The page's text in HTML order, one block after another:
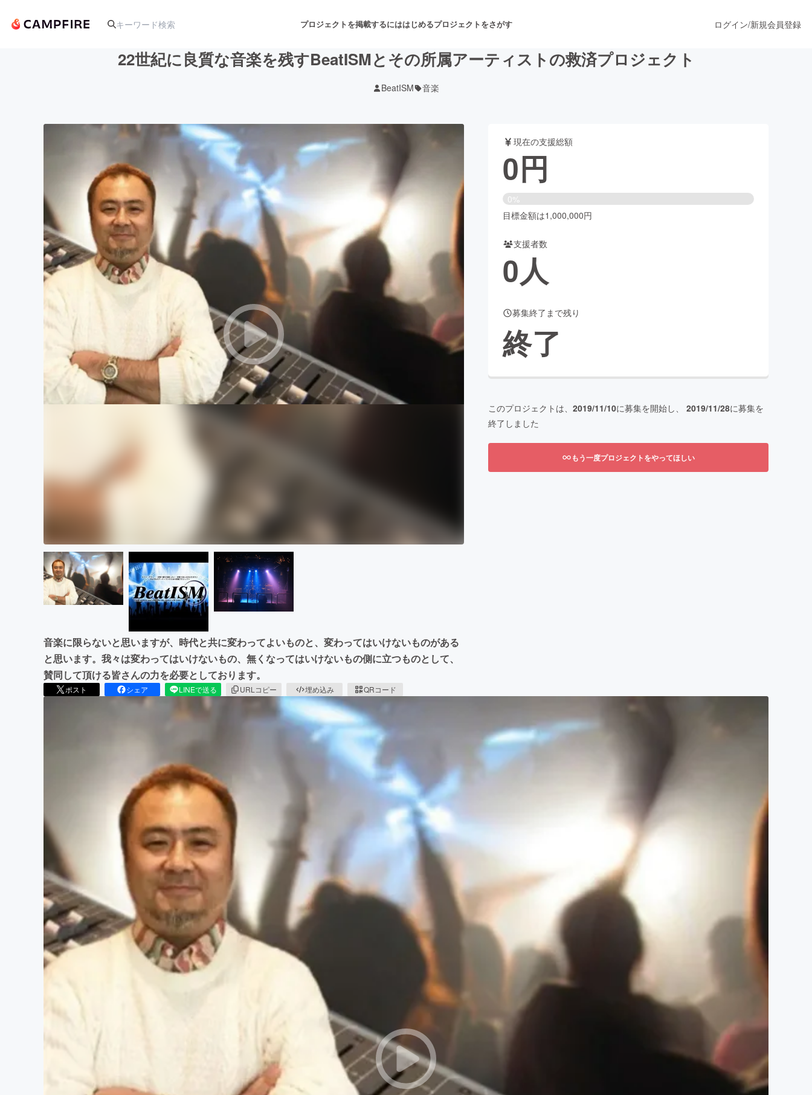
プロジェクトを掲載するにははじめるプロジェクトをさがす
音楽 舞台・パフォーマンス
テクノロジー・ガジェット フード・飲食店
映像・映画 書籍・雑誌出版
ビジネス・起業 チャレンジ ビューティー・ヘルスケア
まちづくり・地域活性化
CAMPFIRE for Social Good
CAMPFIRE Creation
machi-ya コミュニティ
ログイン/新規会員登録
22世紀に良質な音楽を残すBeatISMとその所属アーティストの救済プロジェクト
BeatISM 音楽
音楽に限らないと思いますが、時代と共に変わってよいものと、変わってはいけないものがある
と思います。我々は変わってはいけないもの、無くなってはいけないもの側に立つものとして、
賛同して頂ける皆さんの力を必要としております。
ポスト シェア LINEで送る URLコピー 埋め込み QRコード
現在の支援総額
0円
0%
目標金額は1,000,000円
支援者数
0人
募集終了まで残り
終了
このプロジェクトは、 2019/11/10に募集を開始し、 2019/11/28に募集を
終了しました
もう一度プロジェクトをやってほしい